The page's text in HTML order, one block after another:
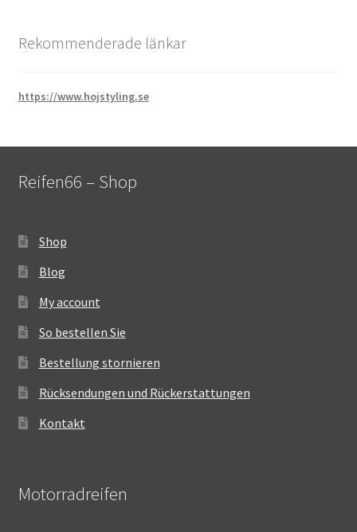
Rekommenderade länkar
https://www.hojstyling.se
Reifen66 – Shop
Shop
Blog
My account
So bestellen Sie
Bestellung stornieren
Rücksendungen und Rückerstattungen
Kontakt
Motorradreifen